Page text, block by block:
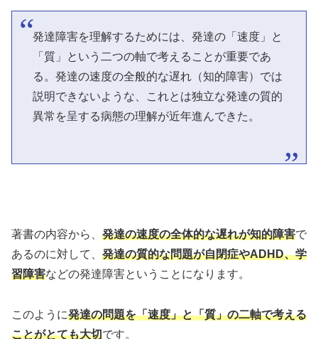
発達障害を理解するためには、発達の「速度」と
「質」という二つの軸で考えることが重要であ
る。発達の速度の全般的な遅れ（知的障害）では
説明できないような、これとは独立な発達の質的
異常を呈する病態の理解が近年進んできた。
著書の内容から、 発達の速度の全体的な遅れが知的障害で
あるのに対して、 発達の質的な問題が自閉症やADHD、学
習障害などの発達障害ということになります。
このように発達の問題を「速度」と「質」の二軸で考える
ことがとても大切です。